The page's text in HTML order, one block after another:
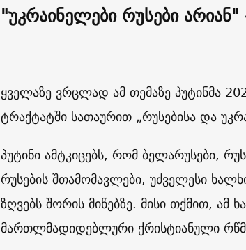
"უკრაინელები რუსები
ყველაზე ვრცლად ამ თემაზე პუტინმა
ტრაქტატში სათაურით „რუსებისა და
პუტინი ამტკიცებს, რომ ბელარუსები,
რუსების შთამომავლები, უძველესი
ზღვებს შორის მიწებზე. მისი თქმით, ამ
მართლმადიდებლური ქრისტიანული